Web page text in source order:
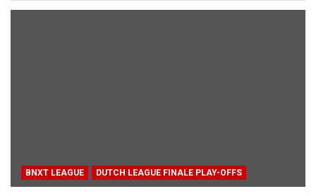
BNXT LEAGUE DUTCH LEAGUE FINALE PLAY-OFFS